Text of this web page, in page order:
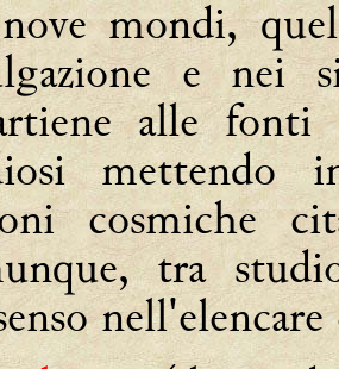
mondi,
e nei
alle
mettendo
cosmiche
tra